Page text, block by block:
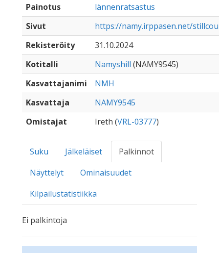
Painotus
lännenratsastus
Sivut
https://namy.irppasen.net/
Rekisteröity
31.10.2024
Kotitalli
Namyshill (NAMY9545)
Kasvattajanimi
NMH
Kasvattaja
NAMY9545
Omistajat
Ireth (VRL-03777)
Suku Jälkeläiset
Palkinnot
Näyttelyt
Ominaisuudet
Kilpailustatistiikka
Ei palkintoja